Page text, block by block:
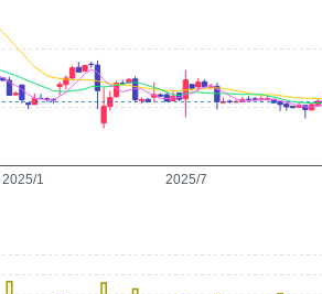
2025/1 2025/7